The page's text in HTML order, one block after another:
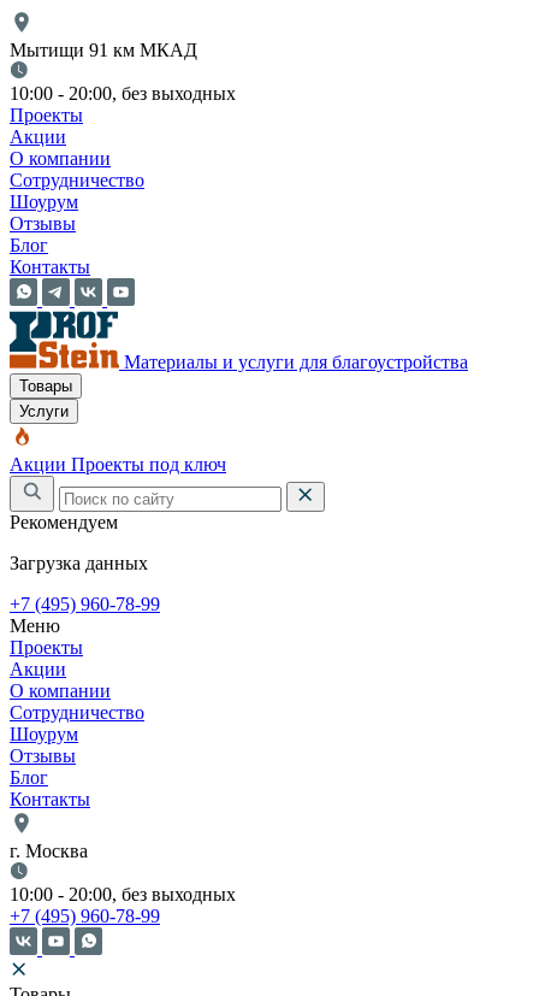
Мытищи 91 км МКАД
10:00 - 20:00, без выходных
Проекты
Акции
О компании
Сотрудничество
Шоурум
Отзывы
Блог
Контакты
Материалы и услуги для благоустройства
Товары
Услуги
Акции Проекты под ключ
Рекомендуем
Загрузка данных
+7 (495) 960-78-99
Меню
Проекты
Акции
О компании
Сотрудничество
Шоурум
Отзывы
Блог
Контакты
г. Москва
10:00 - 20:00, без выходных
+7 (495) 960-78-99